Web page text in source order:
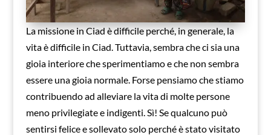
La missione in Ciad è difficile perché, in generale, la
vita è difficile in Ciad. Tuttavia, sembra che ci sia una
gioia interiore che sperimentiamo e che non sembra
essere una gioia normale. Forse pensiamo che stiamo
contribuendo ad alleviare la vita di molte persone
meno privilegiate e indigenti. Sì! Se qualcuno può
sentirsi felice e sollevato solo perché è stato visitato